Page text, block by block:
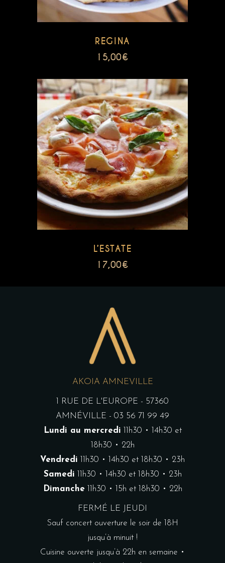
REGINA
15,00€
L’ESTATE
17,00€
AKOIA AMNEVILLE
1 RUE DE L'EUROPE - 57360
AMNÉVILLE - 03 56 71 99 49
Lundi au mercredi 11h30 • 14h30 et
18h30 • 22h
Vendredi 11h30 • 14h30 et 18h30 • 23h
Samedi 11h30 • 14h30 et 18h30 • 23h
Dimanche11h30 • 15h et 18h30 • 22h
FERMÉ LE JEUDI
Sauf concert ouverture le soir de 18H
jusqu’à minuit !
Cuisine ouverte jusqu’à 22h en semaine •